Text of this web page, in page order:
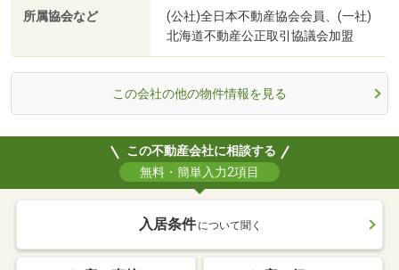
所属協会など
(公社)全日本不動産協会会員、(一社)
北海道不動産公正取引協議会加盟
この会社の他の物件情報を見る
この不動産会社に相談する
無料・簡単入力2項目
入居条件 について聞く